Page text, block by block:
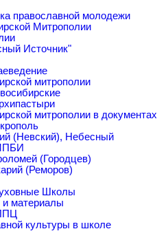
православной молодежи
Митрополии
Источник"
митрополии
митрополии в документах
(Невский), Небесный
(Городцев)
(Реморов)
Школы
материалы
культуры в школе